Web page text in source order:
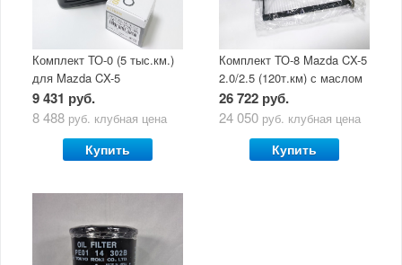
Комплект ТО-0 (5 тыс.км.)
для Mazda CX-5
(двигатель 2.0/2.5) с
маслом Mazda Original Oil
9 431 руб.
8 488 руб. клубная цена
Купить
Комплект ТО-8 Mazda CX-5
2.0/2.5 (120т.км) с маслом
Mazda Original Oil Ultra
5W30
26 722 руб.
24 050 руб. клубная цена
Купить